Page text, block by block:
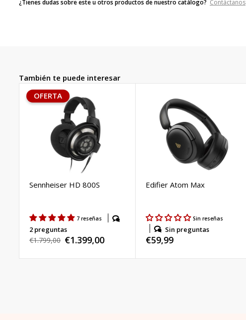
¿Tienes dudas sobre este u otros productos de nuestro catálogo? Contáctanos
También te puede interesar
OFERTA
Sennheiser HD 800S
7 reseñas
2 preguntas
Precio
€1.799,00 Precio
de
€1.399,00
Edifier Atom Max
Sin reseñas
Sin preguntas
Precio
€59,99